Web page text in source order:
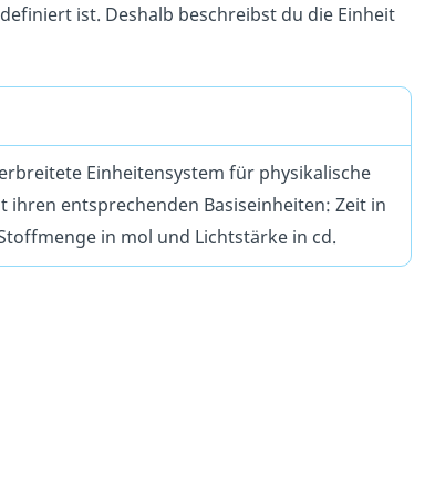
definiert ist. Deshalb beschreibst du die Einheit
Einheitensystem für physikalische
entsprechenden Basiseinheiten: Zeit in
in mol und Lichtstärke in cd.